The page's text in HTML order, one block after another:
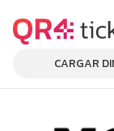
CARGAR